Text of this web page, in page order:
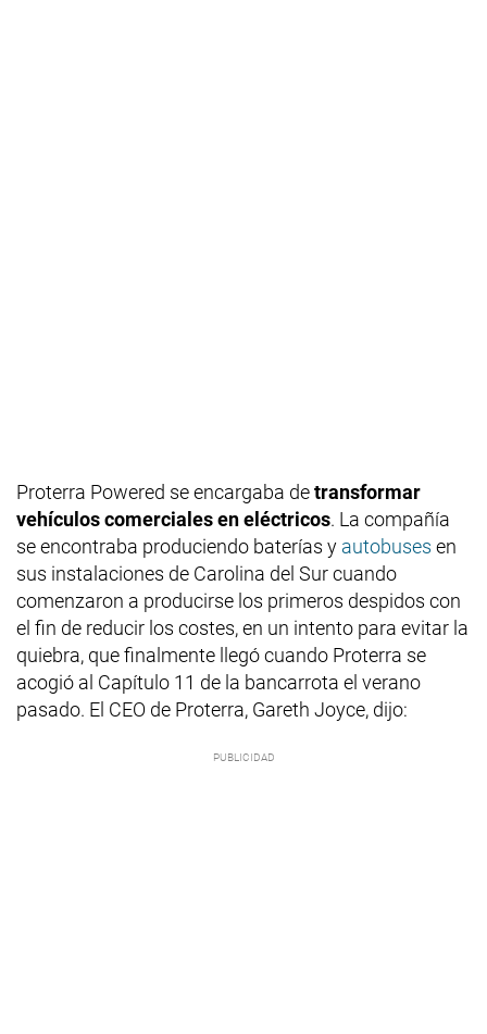
Proterra Powered se encargaba detransformar
vehículos comerciales en eléctricos. La compañía
se encontraba produciendo baterías y autobuses en
sus instalaciones de Carolina del Sur cuando
comenzaron a producirse los primeros despidos con
el fin de reducir los costes, en un intento para evitar la
quiebra, que finalmente llegó cuando Proterra se
acogió al Capítulo 11 de la bancarrota el verano
pasado. El CEO de Proterra, Gareth Joyce, dijo: